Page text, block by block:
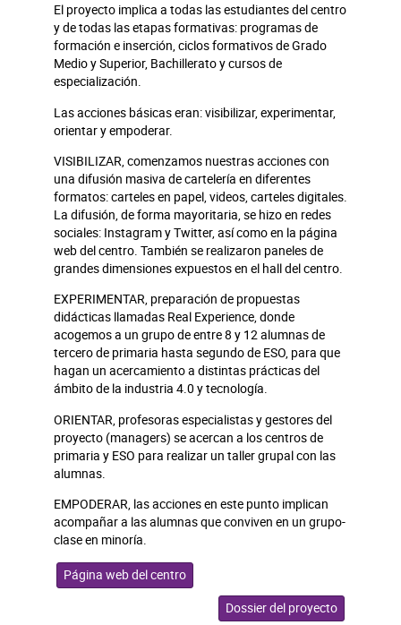
El proyecto implica a todas las estudiantes del centro
y de todas las etapas formativas: programas de
formación e inserción, ciclos formativos de Grado
Medio y Superior, Bachillerato y cursos de
especialización.
Las acciones básicas eran: visibilizar, experimentar,
orientar y empoderar.
VISIBILIZAR, comenzamos nuestras acciones con
una difusión masiva de cartelería en diferentes
formatos: carteles en papel, videos, carteles digitales.
La difusión, de forma mayoritaria, se hizo en redes
sociales: Instagram y Twitter, así como en la página
web del centro. También se realizaron paneles de
grandes dimensiones expuestos en el hall del centro.
EXPERIMENTAR, preparación de propuestas
didácticas llamadas Real Experience, donde
acogemos a un grupo de entre 8 y 12 alumnas de
tercero de primaria hasta segundo de ESO, para que
hagan un acercamiento a distintas prácticas del
ámbito de la industria 4.0 y tecnología.
ORIENTAR, profesoras especialistas y gestores del
proyecto (managers) se acercan a los centros de
primaria y ESO para realizar un taller grupal con las
alumnas.
EMPODERAR, las acciones en este punto implican
acompañar a las alumnas que conviven en un grupo-
clase en minoría.
Página web del centro
Dossier del proyecto